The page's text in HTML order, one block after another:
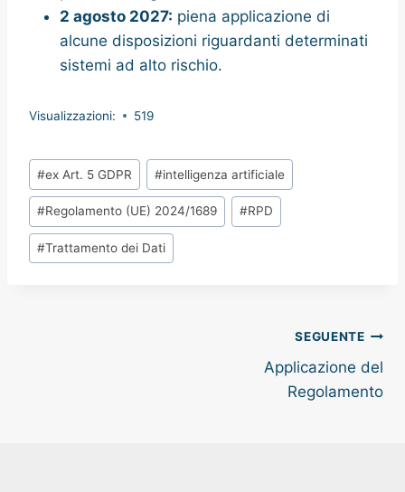
2 agosto 2027: piena applicazione di
alcune disposizioni riguardanti determinati
sistemi ad alto rischio.
Visualizzazioni: 519
Tag
articolo:
#ex Art. 5 GDPR #intelligenza artificiale
#Regolamento (UE) 2024/1689 #RPD
#Trattamento dei Dati
SEGUENTE
Applicazione del
Regolamento